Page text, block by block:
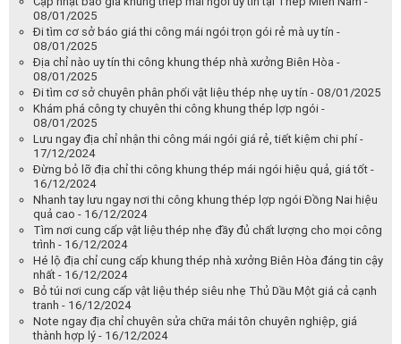
08/01/2025
Đi tìm cơ sở báo giá thi công mái ngói trọn gói rẻ mà uy tín -
08/01/2025
Địa chỉ nào uy tín thi công khung thép nhà xưởng Biên Hòa -
08/01/2025
Đi tìm cơ sở chuyên phân phối vật liệu thép nhẹ uy tín - 08/01/2025
Khám phá công ty chuyên thi công khung thép lợp ngói -
08/01/2025
Lưu ngay địa chỉ nhận thi công mái ngói giá rẻ, tiết kiệm chi phí -
17/12/2024
Đừng bỏ lỡ địa chỉ thi công khung thép mái ngói hiệu quả, giá tốt -
16/12/2024
Nhanh tay lưu ngay nơi thi công khung thép lợp ngói Đồng Nai hiệu
quả cao - 16/12/2024
Tìm nơi cung cấp vật liệu thép nhẹ đầy đủ chất lượng cho mọi công
trình - 16/12/2024
Hé lộ địa chỉ cung cấp khung thép nhà xưởng Biên Hòa đáng tin cậy
nhất - 16/12/2024
Bỏ túi nơi cung cấp vật liệu thép siêu nhẹ Thủ Dầu Một giá cả cạnh
tranh - 16/12/2024
Note ngay địa chỉ chuyên sửa chữa mái tôn chuyên nghiệp, giá
thành hợp lý - 16/12/2024